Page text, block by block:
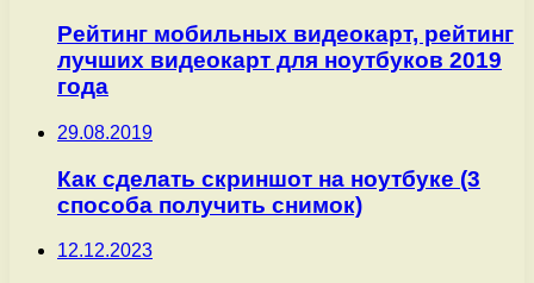
Рейтинг мобильных видеокарт, рейтинг
лучших видеокарт для ноутбуков 2019
года
29.08.2019
Как сделать скриншот на ноутбуке (3
способа получить снимок)
12.12.2023